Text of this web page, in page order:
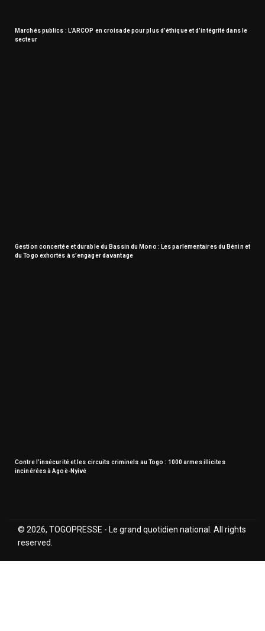
Marchés publics : L’ARCOP en croisade pour plus d’éthique et d’intégrité dans le
secteur
Gestion concertée et durable du Bassin du Mono : Les parlementaires du Bénin et
du Togo exhortés à s’engager davantage
Contre l’insécurité et les circuits criminels au Togo : 1000 armes illicites
incinérées à Agoè-Nyivé
© 2026, TOGOPRESSE - Le grand quotidien national. All rights
reserved.